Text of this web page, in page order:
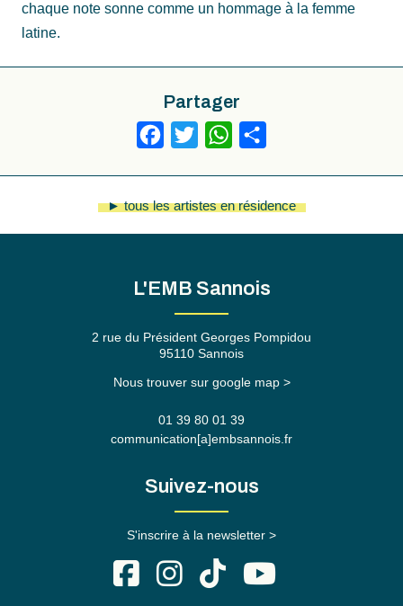
chaque note sonne comme un hommage à la femme
latine.
Partager
Facebook
Twitter WhatsApp
► tous les artistes en résidence
L'EMB Sannois
2 rue du Président Georges Pompidou
95110 Sannois
Nous trouver sur google map >
01 39 80 01 39
communication[a]embsannois.fr
Suivez-nous
S'inscrire à la newsletter >